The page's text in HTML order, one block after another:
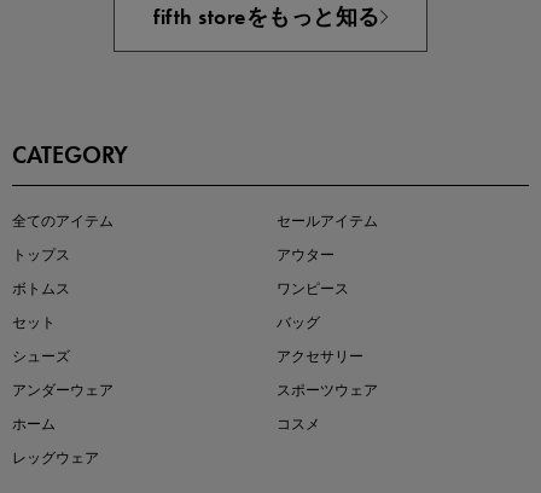
即戦力アイテム続々対象
fifth storeをもっと知る
CATEGORY
全てのアイテム
セールアイテム
トップス
アウター
ボトムス
ワンピース
セット
バッグ
シューズ
アクセサリー
アンダーウェア
スポーツウェア
ホーム
コスメ
レッグウェア